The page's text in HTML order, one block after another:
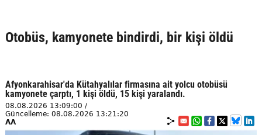
Otobüs, kamyonete bindirdi, bir kişi öldü
Afyonkarahisar'da Kütahyalılar firmasına ait yolcu otobüsü
kamyonete çarptı, 1 kişi öldü, 15 kişi yaralandı.
08.08.2026 13:09:00 /
Güncelleme: 08.08.2026 13:21:20
AA